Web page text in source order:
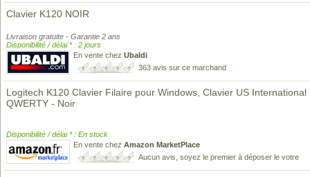
Clavier K120 NOIR
Livraison gratuite - Garantie 2 ans
Disponibilité / délai * : 2 jours
En vente chez Ubaldi
363 avis sur ce marchand
Logitech K120 Clavier Filaire pour Windows, Clavier US International
QWERTY - Noir
Disponibilité / délai * : En stock
En vente chez Amazon MarketPlace
Aucun avis, soyez le premier à déposer le votre